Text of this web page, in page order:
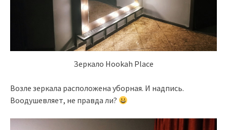
Зеркало Hookah Place
Возле зеркала расположена уборная. И надпись.
Воодушевляет, не правда ли?